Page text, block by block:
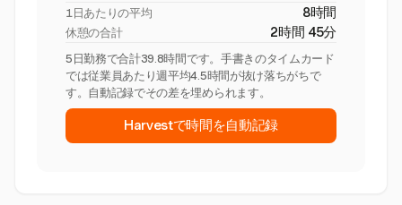
1日あたりの平均 8時間
休憩の合計 2時間 45分
5日勤務で合計39.8時間です。手書きのタイムカード
では従業員あたり週平均4.5時間が抜け落ちがちで
す。自動記録でその差を埋められます。
Harvestで時間を自動記録